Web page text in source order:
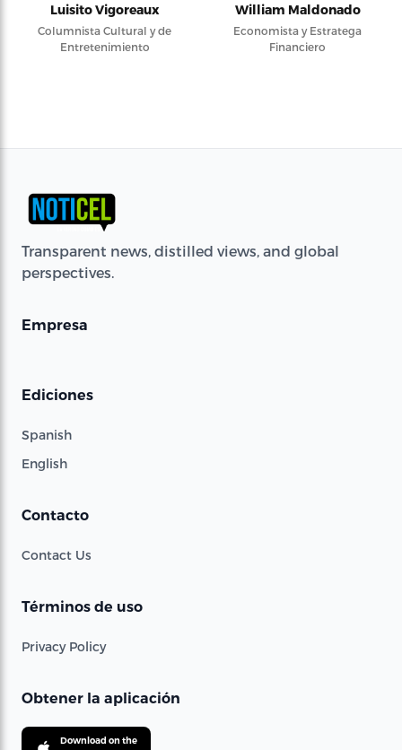
Luisito Vigoreaux
Columnista Cultural y de
Entretenimiento
William Maldonado
Economista y Estratega
Financiero
Transparent news, distilled views, and global
perspectives.
Empresa
Ediciones
Spanish
English
Contacto
Contact Us
Términos de uso
Privacy Policy
Obtener la aplicación
Download on the